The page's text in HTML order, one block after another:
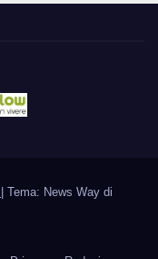
Tema: News Way di